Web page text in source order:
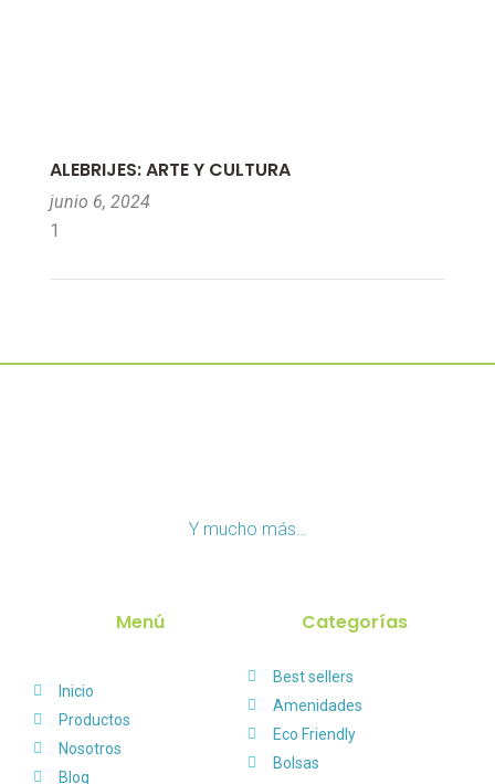
ALEBRIJES: ARTE Y CULTURA
junio 6, 2024
Y mucho más…
Menú Categorías
Inicio
Productos
Nosotros
Blog
Best sellers
Amenidades
Eco Friendly
Bolsas